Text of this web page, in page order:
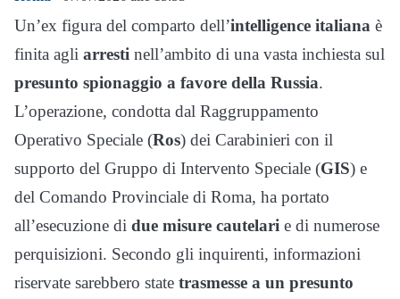
Un’ex figura del comparto dell’intelligence italiana è
finita agli arresti nell’ambito di una vasta inchiesta sul
presunto spionaggio a favore della Russia.
L’operazione, condotta dal Raggruppamento
Operativo Speciale (Ros) dei Carabinieri con il
supporto del Gruppo di Intervento Speciale (GIS) e
del Comando Provinciale di Roma, ha portato
all’esecuzione di due misure cautelari e di numerose
perquisizioni. Secondo gli inquirenti, informazioni
riservate sarebbero state trasmesse a un presunto